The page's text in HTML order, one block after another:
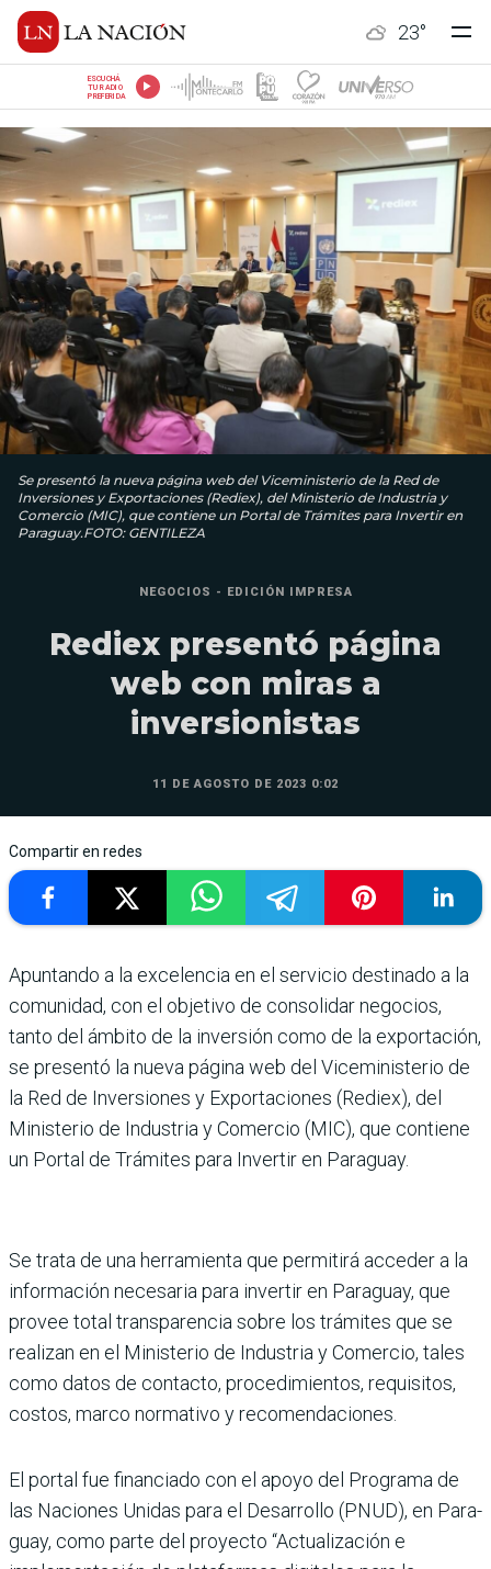
23°
ESCUCHÁ
TU RADIO
PREFERIDA
Se presentó la nueva página web del Viceministerio de la Red de
Inversiones y Expor­taciones (Rediex), del Minis­terio de Industria y
Comercio (MIC), que contiene un Por­tal de Trámites para Inver­tir en
Paraguay.FOTO: GENTILEZA
NEGOCIOS - EDICIÓN IMPRESA
Rediex presentó página
web con miras a
inversionistas
11 DE AGOSTO DE 2023 0:02
Compartir en redes
Apuntando a la excelencia en el servicio destinado a la
comunidad, con el obje­tivo de consolidar negocios,
tanto del ámbito de la inver­sión como de la exportación,
se presentó la nueva página web del Viceministerio de
la Red de Inversiones y Expor­taciones (Rediex), del
Minis­terio de Industria y Comercio (MIC), que contiene
un Por­tal de Trámites para Inver­tir en Paraguay.
Se trata de una herramienta que per­mitirá acceder a la
informa­ción necesaria para inver­tir en Paraguay, que
provee total transparencia sobre los trámites que se
realizan en el Ministerio de Industria y Comercio, tales
como datos de contacto, procedimientos, requisitos,
costos, marco nor­mativo y recomendaciones.
El portal fue financiado con el apoyo del Programa de
las Naciones Unidas para el Desarrollo (PNUD), en Para­
guay, como parte del proyecto “Actualización e